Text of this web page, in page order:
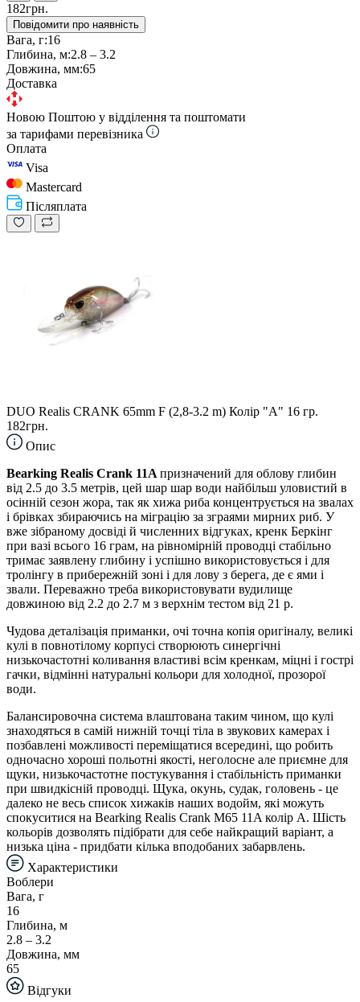
182грн.
Повідомити про наявність
Вага, г:16
Глибина, м:2.8 – 3.2
Довжина, мм:65
Доставка
Новою Поштою у відділення та поштомати
за тарифами перевізника
Оплата
Visa
Mastercard
Післяплата
DUO Realis CRANK 65mm F (2,8-3.2 m) Колір "A" 16 гр.
182грн.
Опис
Bearking Realis Crank 11A призначений для облову глибин
від 2.5 до 3.5 метрів, цей шар шар води найбільш уловистий в
осінній сезон жора, так як хижа риба концентрується на звалах
і брівках збираючись на міграцію за зграями мирних риб. У
вже зібраному досвіді й численних відгуках, кренк Беркінг
при вазі всього 16 грам, на рівномірній проводці стабільно
тримає заявлену глибину і успішно використовується і для
тролінгу в прибережній зоні і для лову з берега, де є ями і
звали. Переважно треба використовувати вудилище
довжиною від 2.2 до 2.7 м з верхнім тестом від 21 р.
Чудова деталізація приманки, очі точна копія оригіналу, великі
кулі в повнотілому корпусі створюють синергічні
низькочастотні коливання властиві всім кренкам, міцні і гострі
гачки, відмінні натуральні кольори для холодної, прозорої
води.
Балансировочна система влаштована таким чином, що кулі
знаходяться в самій нижній точці тіла в звукових камерах і
позбавлені можливості переміщатися всередині, що робить
одночасно хороші польотні якості, неголосне але приємне для
щуки, низькочастотне постукування і стабільність приманки
при швидкісній проводці. Щука, окунь, судак, головень - це
далеко не весь список хижаків наших водойм, які можуть
спокуситися на Bearking Realis Crank M65 11A колір A. Шість
кольорів дозволять підібрати для себе найкращий варіант, а
низька ціна - придбати кілька вподобаних забарвлень.
Характеристики
Воблери
Вага, г
16
Глибина, м
2.8 – 3.2
Довжина, мм
65
Відгуки